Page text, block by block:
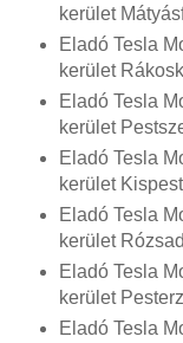
kerület
Eladó Tesla
kerület
Eladó Tesla
kerület
Eladó Tesla
kerület Kispest
Eladó Tesla
kerület
Eladó Tesla
kerület
Eladó Tesla